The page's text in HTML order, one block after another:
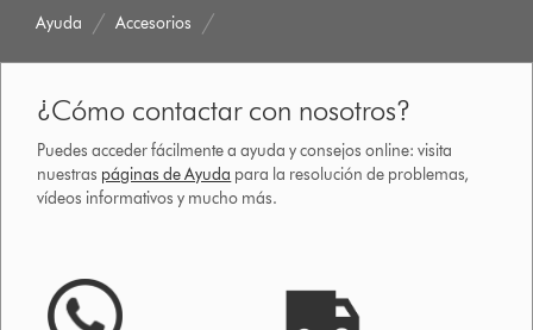
Ayuda Accesorios
¿Cómo contactar con nosotros?
Puedes acceder fácilmente a ayuda y consejos online: visita
nuestras páginas de Ayuda para la resolución de problemas,
vídeos informativos y mucho más.